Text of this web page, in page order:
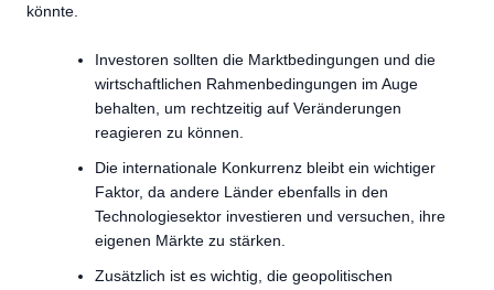
könnte.
Investoren sollten die Marktbedingungen und die
wirtschaftlichen Rahmenbedingungen im Auge
behalten, um rechtzeitig auf Veränderungen
reagieren zu können.
Die internationale Konkurrenz bleibt ein wichtiger
Faktor, da andere Länder ebenfalls in den
Technologiesektor investieren und versuchen, ihre
eigenen Märkte zu stärken.
Zusätzlich ist es wichtig, die geopolitischen